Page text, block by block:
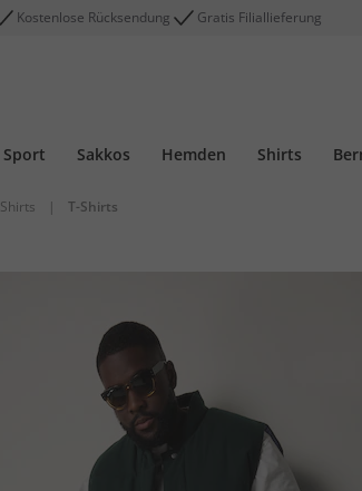
Kostenlose Rücksendung Gratis Filiallieferung
Sport Sakkos Hemden Shirts
Shirts | T-Shirts